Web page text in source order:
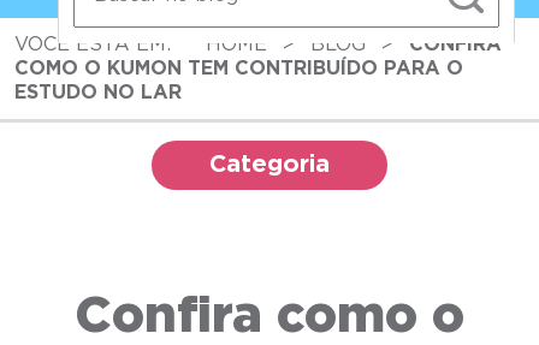
VOCÊ ESTÁ EM: HOME > BLOG >
CONFIRA
COMO O KUMON TEM CONTRIBUÍDO PARA O
ESTUDO NO LAR
Categoria
Confira como o